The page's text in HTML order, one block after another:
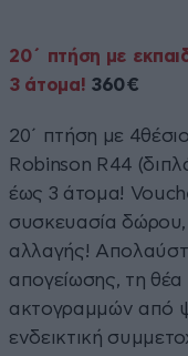
20΄ πτήση με
3 άτομα! 360€
20΄ πτήση με
Robinson R44
έως 3 άτομα!
συσκευασία δώρου,
αλλαγής!
απογείωσης, τη
ακτογραμμών από
ενδεικτική